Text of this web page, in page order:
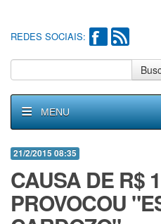
REDES SOCIAIS:
MENU
21/2/2015 08:35
CAUSA DE R$
PROVOCOU